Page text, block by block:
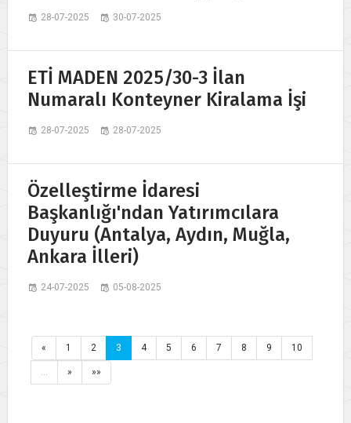
28-07-2025 30-07-2025
ETİ MADEN 2025/30-3 İlan
Numaralı Konteyner Kiralama İşi
28-07-2025 28-07-2025
Özelleştirme İdaresi
Başkanlığı'ndan Yatırımcılara
Duyuru (Antalya, Aydın, Muğla,
Ankara İlleri)
24-07-2025 05-08-2025
« 1 2 3 4 5 6 7 8 9 10
» »»